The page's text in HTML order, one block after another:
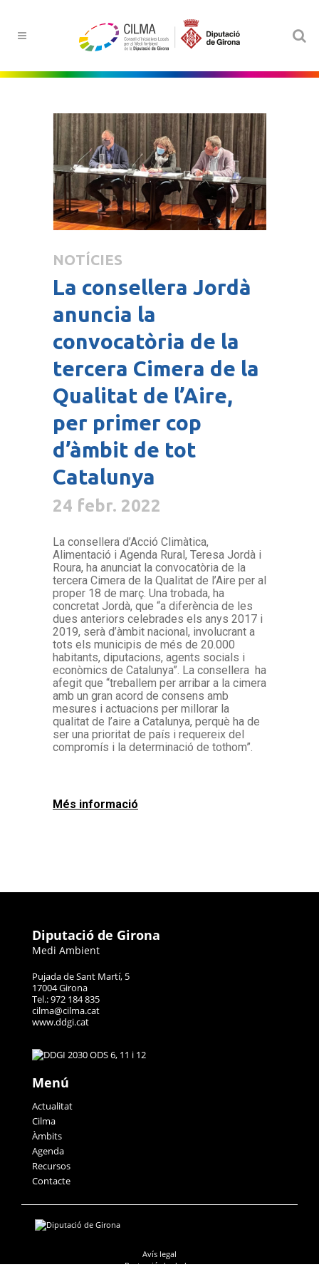
NOTÍCIES
La consellera Jordà
anuncia la
convocatòria de la
tercera Cimera de la
Qualitat de l’Aire,
per primer cop
d’àmbit de tot
Catalunya
24 febr. 2022
La consellera d’Acció Climàtica,
Alimentació i Agenda Rural, Teresa Jordà i
Roura, ha anunciat la convocatòria de la
tercera Cimera de la Qualitat de l’Aire per al
proper 18 de març. Una trobada, ha
concretat Jordà, que “a diferència de les
dues anteriors celebrades els anys 2017 i
2019, serà d’àmbit nacional, involucrant a
tots els municipis de més de 20.000
habitants, diputacions, agents socials i
econòmics de Catalunya”. La consellera ha
afegit que “treballem per arribar a la cimera
amb un gran acord de consens amb
mesures i actuacions per millorar la
qualitat de l’aire a Catalunya, perquè ha de
ser una prioritat de país i requereix del
compromís i la determinació de tothom”.
Més informació
Diputació de Girona
Medi Ambient
Pujada de Sant Martí, 5
17004 Girona
Tel.: 972 184 835
cilma@cilma.cat
www.ddgi.cat
Menú
Actualitat
Cilma
Àmbits
Agenda
Recursos
Contacte
Avís legal
Protecció de dades